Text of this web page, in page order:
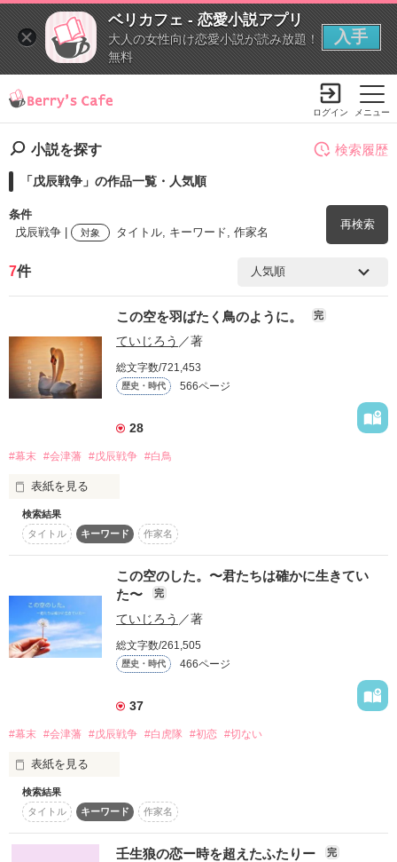
ベリカフェ - 恋愛小説アプリ
大人の女性向け恋愛小説が読み放題！
無料
入手
メニュー
ログイン
小説を探す
「戊辰戦争」の作品一覧・人気順
条件
戊辰戦争 |
対象 タイトル, キーワード, 作家名
再検索
検索ワード
を含む
感想
ステータス 全て 完結
コンテスト
超短編！フェチから始まる溺愛コンテスト
スターツ出版小説投稿サイト合同企画「1話からの長編大
検索履歴
7件
この空を羽ばたく鳥のように。 完
ていじろう ／著
総文字数/721,453
歴史・時代 566ページ
28
#幕末 #会津藩 #戊辰戦争 #白鳥
表紙を見る
空を自由に飛ぶことのできる
鳥たちを 羨ましいと思った。
もしも 今 鳥になれたら、
私は迷わず
あなたのもとへ向かうのに――――。
検索結果
タイトル
キーワード 作家名
この空のした。〜君たちは確かに生きてい
た〜
完
ていじろう ／著
総文字数/261,505
歴史・時代 466ページ
37
#幕末 #会津藩 #戊辰戦争 #白虎隊 #初恋 #切ない
表紙を見る
いつも 空を 見上げると
あなたと つながっているような
検索結果
タイトル
キーワード 作家名
壬生狼の恋ー時を超えたふたりー 完